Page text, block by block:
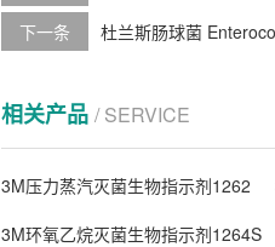
下一条
杜兰斯肠球菌
相关产品 / SERVICE
3M压力蒸汽灭菌生物指示剂1262
3M环氧乙烷灭菌生物指示剂1264S